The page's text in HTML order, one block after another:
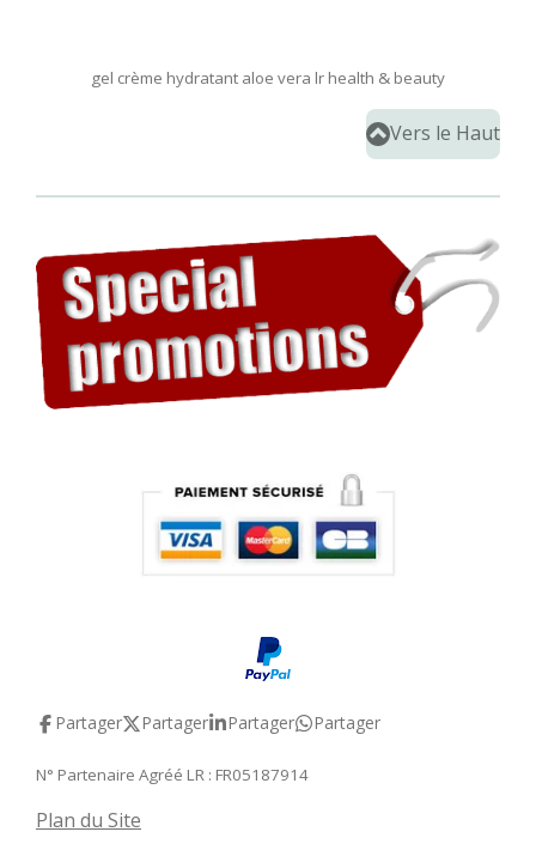
gel crème hydratant aloe vera lr health & beauty
Vers le Haut
Partager Partager Partager Partager
N° Partenaire Agréé LR : FR05187914
Plan du Site